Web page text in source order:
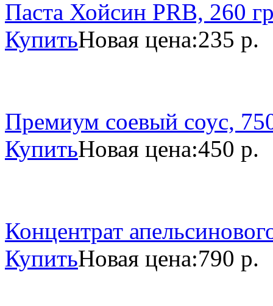
Паста Хойсин PRB, 260
КупитьНовая цена:235 р.
Премиум соевый соус,
КупитьНовая цена:450 р.
Концентрат
КупитьНовая цена:790 р.